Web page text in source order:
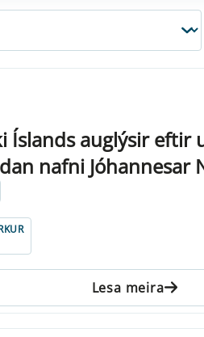
Íslands auglýsir eftir
nafni Jóhannesar
Lesa meira